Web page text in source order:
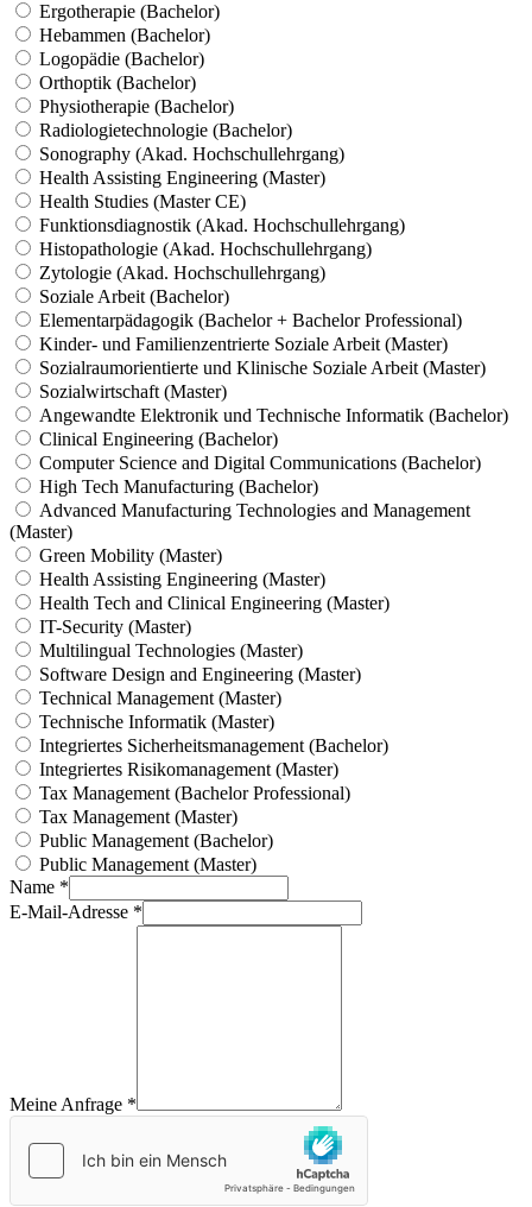
Ergotherapie (Bachelor)
Hebammen (Bachelor)
Logopädie (Bachelor)
Orthoptik (Bachelor)
Physiotherapie (Bachelor)
Radiologietechnologie (Bachelor)
Sonography (Akad. Hochschullehrgang)
Health Assisting Engineering (Master)
Health Studies (Master CE)
Funktionsdiagnostik (Akad. Hochschullehrgang)
Histopathologie (Akad. Hochschullehrgang)
Zytologie (Akad. Hochschullehrgang)
Soziale Arbeit (Bachelor)
Elementarpädagogik (Bachelor + Bachelor Professional)
Kinder- und Familienzentrierte Soziale Arbeit (Master)
Sozialraumorientierte und Klinische Soziale Arbeit (Master)
Sozialwirtschaft (Master)
Angewandte Elektronik und Technische Informatik (Bachelor)
Clinical Engineering (Bachelor)
Computer Science and Digital Communications (Bachelor)
High Tech Manufacturing (Bachelor)
Advanced Manufacturing Technologies and Management
(Master)
Green Mobility (Master)
Health Assisting Engineering (Master)
Health Tech and Clinical Engineering (Master)
IT-Security (Master)
Multilingual Technologies (Master)
Software Design and Engineering (Master)
Technical Management (Master)
Technische Informatik (Master)
Integriertes Sicherheitsmanagement (Bachelor)
Integriertes Risikomanagement (Master)
Tax Management (Bachelor Professional)
Tax Management (Master)
Public Management (Bachelor)
Public Management (Master)
Name *
E-Mail-Adresse *
Meine Anfrage *